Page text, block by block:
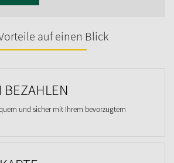
auf einen Blick
BEZAHLEN
und sicher mit Ihrem bevorzugtem